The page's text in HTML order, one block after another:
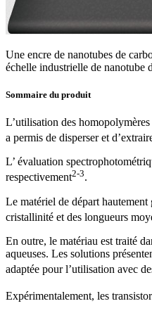
Une encre de nanotubes de
échelle industrielle de nanotube
Sommaire du produit
L’utilisation des
a permis de disperser et
L’ évaluation
respectivement2-3.
Le matériel de départ
cristallinité et des longueurs
En outre, le matériau est traité
aqueuses. Les solutions
adaptée pour l’utilisation avec
Expérimentalement, les